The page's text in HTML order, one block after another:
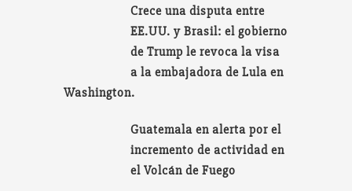
Crece una disputa entre
EE.UU. y Brasil: el gobierno
de Trump le revoca la visa
a la embajadora de Lula en
Washington.
Guatemala en alerta por el
incremento de actividad en
el Volcán de Fuego